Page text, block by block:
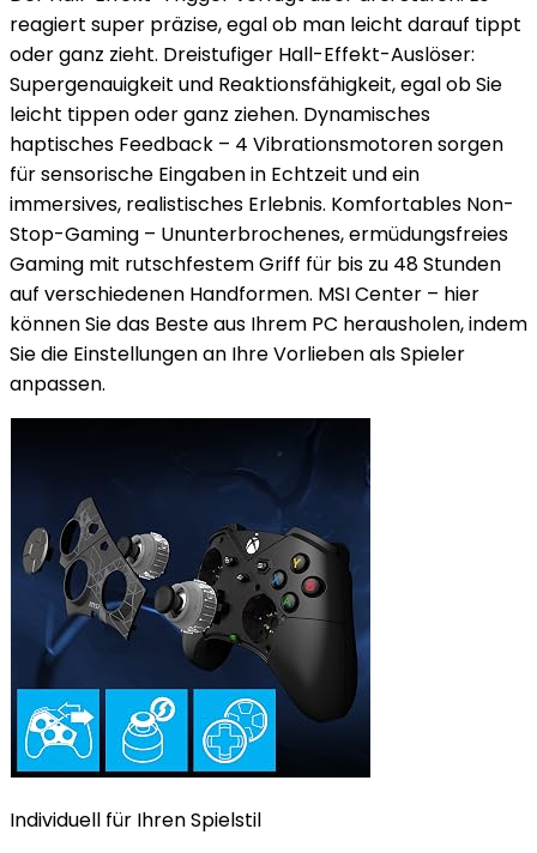
reagiert super präzise, ​​egal ob man leicht darauf tippt
oder ganz zieht. Dreistufiger Hall-Effekt-Auslöser:
Supergenauigkeit und Reaktionsfähigkeit, egal ob Sie
leicht tippen oder ganz ziehen. Dynamisches
haptisches Feedback – 4 Vibrationsmotoren sorgen
für sensorische Eingaben in Echtzeit und ein
immersives, realistisches Erlebnis. Komfortables Non-
Stop-Gaming – Ununterbrochenes, ermüdungsfreies
Gaming mit rutschfestem Griff für bis zu 48 Stunden
auf verschiedenen Handformen. MSI Center – hier
können Sie das Beste aus Ihrem PC herausholen, indem
Sie die Einstellungen an Ihre Vorlieben als Spieler
anpassen.
Individuell für Ihren Spielstil